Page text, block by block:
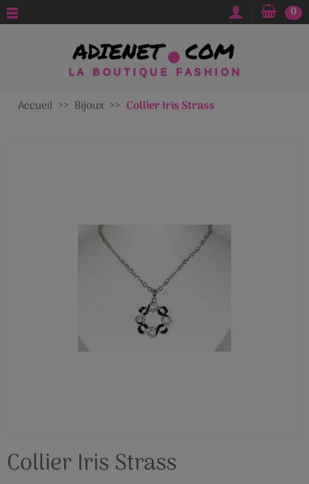
0
Accueil Bijoux Collier Iris Strass
Collier Iris Strass